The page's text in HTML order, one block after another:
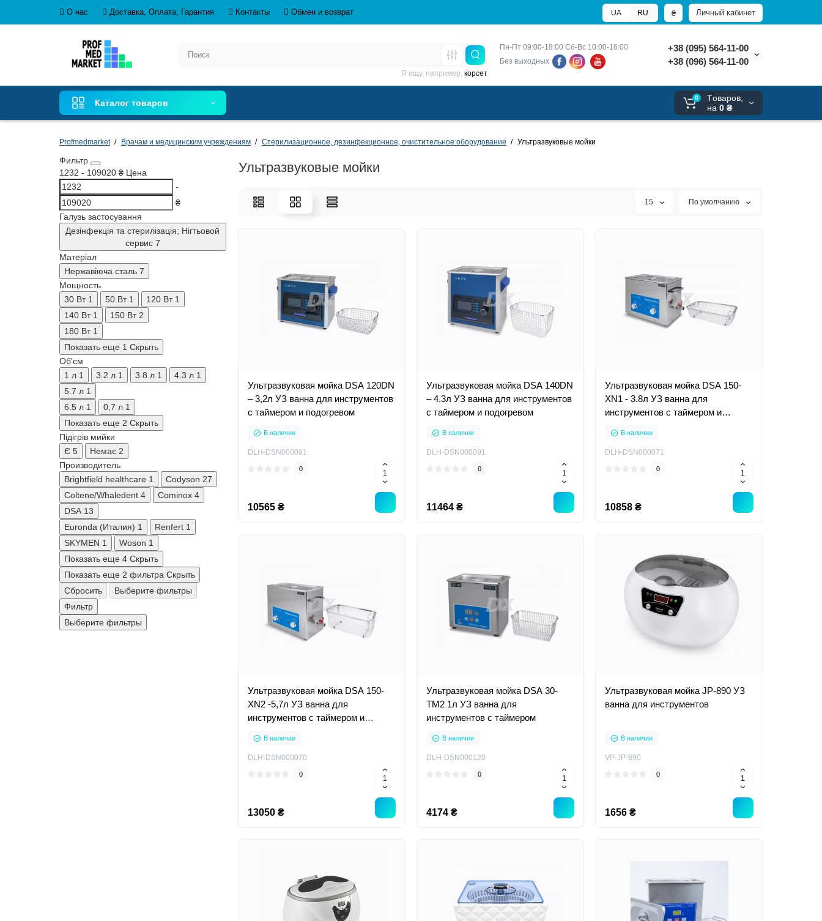
О нас Доставка, Оплата, Гарантия Контакты Обмен и возврат Личный кабинет
₴
UA RU
Пн-Пт 09:00-18:00 Сб-Вс 10:00-16:00
Без выходных
+38 (095) 564-11-00
+38 (096) 564-11-00
Я ищу, например, корсет
Каталог товаров
0
Tоваров,
на 0 ₴
Profmedmarket Врачам и медицинским учреждениям Стерилизационное, дезинфекционное, очистительное оборудование Ультразвуковые мойки
Фильтр
1232 - 109020 ₴ Цена
-
₴
Галузь застосування
Дезінфекція та стерилізація; Нігтьовой
сервис 7
Матеріал
Нержавіюча сталь 7
Мощность
30 Вт 1 50 Вт 1 120 Вт 1
140 Вт 1 150 Вт 2
180 Вт 1
Показать еще 1 Скрыть
Об'єм
1 л 1 3.2 л 1 3.8 л 1 4.3 л 1
5.7 л 1
6.5 л 1 0,7 л 1
Показать еще 2 Скрыть
Підігрів мийки
Є 5 Немає 2
Производитель
Brightfield healthcare 1 Codyson 27
Coltene/Whaledent 4 Cominox 4
DSA 13
Euronda (Италия) 1 Renfert 1
SKYMEN 1 Woson 1
Показать еще 4 Скрыть
Показать еще 2 фильтра Скрыть
Сбросить
Выберите фильтры
Фильтр
Выберите фильтры
Ультразвуковые мойки
15 По умолчанию
Ультразвуковая мойка DSA 120DN
– 3,2л УЗ ванна для инструментов
с таймером и подогревом
В наличии
DLH-DSN000081
0
10565 ₴
Ультразвуковая мойка DSA 140DN
– 4.3л УЗ ванна для инструментов
с таймером и подогревом
В наличии
DLH-DSN000091
0
11464 ₴
Ультразвуковая мойка DSA 150-
XN1 - 3.8л УЗ ванна для
инструментов с таймером и
В наличии
DLH-DSN000071
0
10858 ₴
Ультразвуковая мойка DSA 150-
XN2 -5,7л УЗ ванна для
инструментов с таймером и
В наличии
DLH-DSN000070
0
13050 ₴
Ультразвуковая мойка DSA 30-
ТМ2 1л УЗ ванна для
инструментов с таймером
В наличии
DLH-DSN000120
0
4174 ₴
Ультразвуковая мойка JP-890 УЗ
ванна для инструментов
В наличии
VP-JP-890
0
1656 ₴